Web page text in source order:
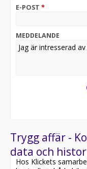
E-POST *
MEDDELANDE
Trygg affär -
data och
Hos Klickets